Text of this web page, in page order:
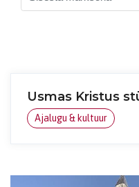
Usmas Kristus
Ajalugu & kultuur